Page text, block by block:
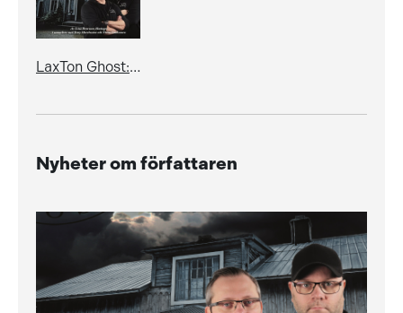
LaxTon Ghost: Professionella spökjägare – Rapporter från hemsökta hus och platser
Nyheter om författaren